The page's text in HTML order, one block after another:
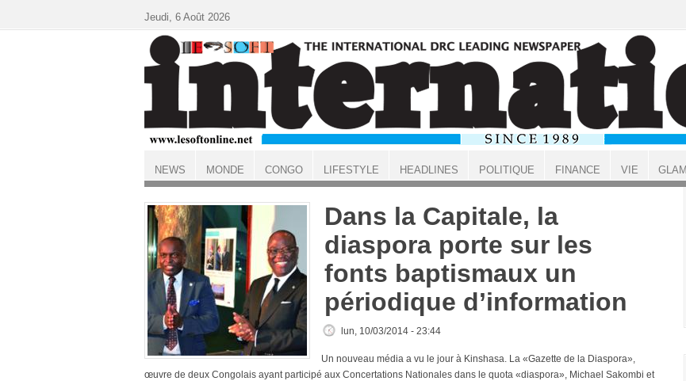
ACCUEIL
Dans la Capitale, la
diaspora porte sur les
fonts baptismaux un
périodique d’information
lun, 10/03/2014 - 23:44
Un nouveau média a vu le jour à Kinshasa. La «Gazette de la Diaspora»,
œuvre de deux Congolais ayant participé aux Concertations Nationales dans le quota «diaspora», Michael Sakombi et
Jeudi, 6 Août 2026
NEWS MONDE CONGO LIFESTYLE HEADLINES POLITIQUE FINANCE VIE